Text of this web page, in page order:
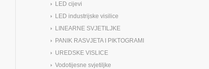
LED cijevi
LED industrijske visilice
LINEARNE SVJETILJKE
PANIK RASVJETA I PIKTOGRAMI
UREDSKE VISLICE
Vodotijesne svjetiljke